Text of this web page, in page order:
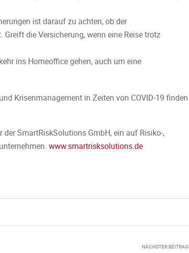
ist darauf zu achten, ob der
die Versicherung, wenn eine Reise trotz
ins Homeoffice gehen, auch um eine
Krisenmanagement in Zeiten von COVID-19 finden
SmartRiskSolutions GmbH, ein auf Risiko-,
www.smartrisksolutions.de
NÄCHSTER BEITRAG